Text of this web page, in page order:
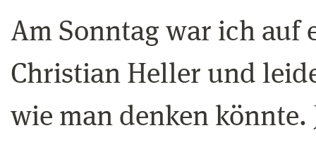
Am Sonntag war ich auf
Christian Heller und
wie man denken